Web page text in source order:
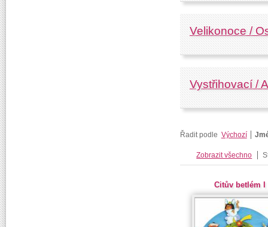
Velikonoce /
Vystřihovací /
Řadit podle Výchozí
Zobrazit všechno
Citův betlém I